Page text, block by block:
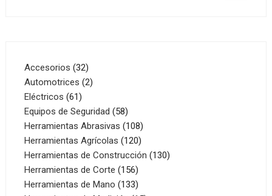
Accesorios 3232
productos
Automotrices 22
Eléctricos 6161
productos
Equipos de Seguridad 5858
productos
Herramientas Abrasivas 108108
productos
Herramientas Agrícolas 120120
productos
Herramientas de Construcción 130130
Herramientas de Corte 156156
productos
Herramientas de Mano 133133